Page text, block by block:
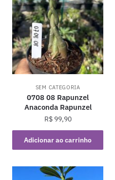
SEM CATEGORIA
0708 08 Rapunzel
Anaconda Rapunzel
R$99,90
Adicionar ao carrinho